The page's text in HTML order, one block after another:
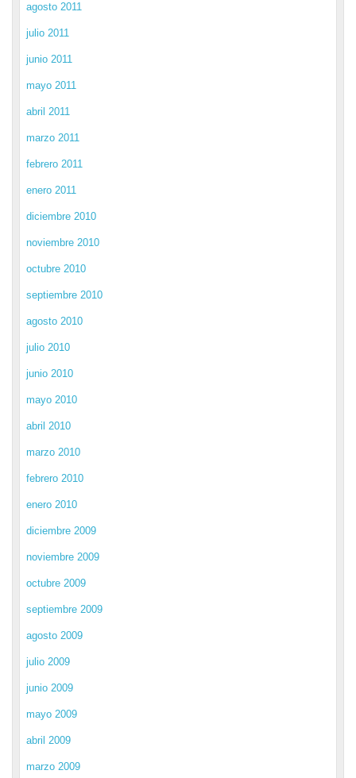
agosto 2011
julio 2011
junio 2011
mayo 2011
abril 2011
marzo 2011
febrero 2011
enero 2011
diciembre 2010
noviembre 2010
octubre 2010
septiembre 2010
agosto 2010
julio 2010
junio 2010
mayo 2010
abril 2010
marzo 2010
febrero 2010
enero 2010
diciembre 2009
noviembre 2009
octubre 2009
septiembre 2009
agosto 2009
julio 2009
junio 2009
mayo 2009
abril 2009
marzo 2009